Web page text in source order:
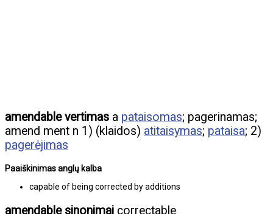
amendable vertimas a pataisomas; pagerinamas;
amend ment n 1) (klaidos) atitaisymas; pataisa; 2)
pagerėjimas
Paaiškinimas anglų kalba
capable of being corrected by additions
amendable sinonimai correctable